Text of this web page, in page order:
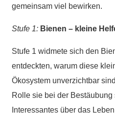
gemeinsam viel bewirken.
Stufe 1: Bienen – kleine
Stufe 1 widmete sich den
entdeckten, warum diese
Ökosystem unverzichtbar
Rolle sie bei der
Interessantes über das